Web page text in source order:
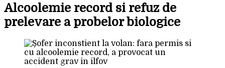
Alcoolemie record si refuz de
prelevare a probelor biologice